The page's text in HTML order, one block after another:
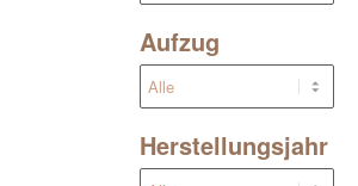
Aufzug
Herstellungsjahr